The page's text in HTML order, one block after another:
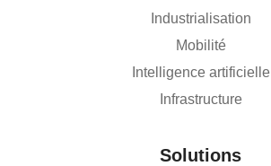
Industrialisation
Mobilité
Intelligence artificielle
Infrastructure
Solutions